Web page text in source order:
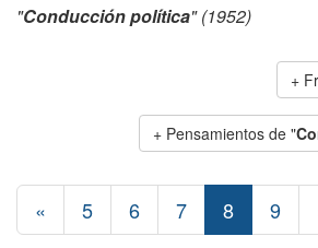
"Conducción política" (1952)
+
+ Pensamientos de "
« 5 6 7 8 9